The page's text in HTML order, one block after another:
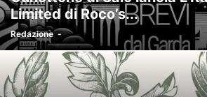
Limited di Roco’s...
Redazione -